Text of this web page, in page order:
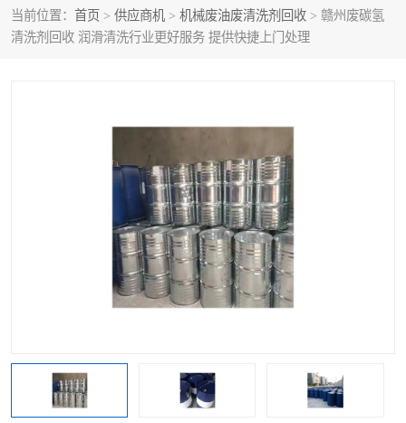
当前位置： 首页 > 供应商机 > 机械废油废清洗剂回收 > 赣州废碳氢
清洗剂回收 润滑清洗行业更好服务 提供快捷上门处理
碳氢二氯回收 回收废三四氯乙烯
上门回收废清洗剂